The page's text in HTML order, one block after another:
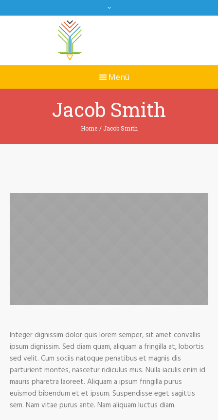
Jacob Smith
Home / Jacob Smith
Integer dignissim dolor quis lorem semper, sit amet convallis
ipsum dignissim. Sed diam quam, aliquam a fringilla at, lobortis
sed velit. Cum sociis natoque penatibus et magnis dis
parturient montes, nascetur ridiculus mus. Nulla iaculis enim id
mauris pharetra laoreet. Aliquam a ipsum fringilla purus
euismod bibendum et et ipsum. Suspendisse eget sagittis
sem. Nam vitae purus ante. Nam aliquam luctus diam.